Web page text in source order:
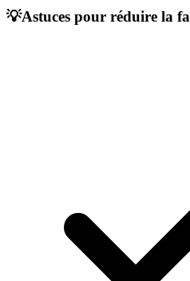
💡Astuces pour réduire la